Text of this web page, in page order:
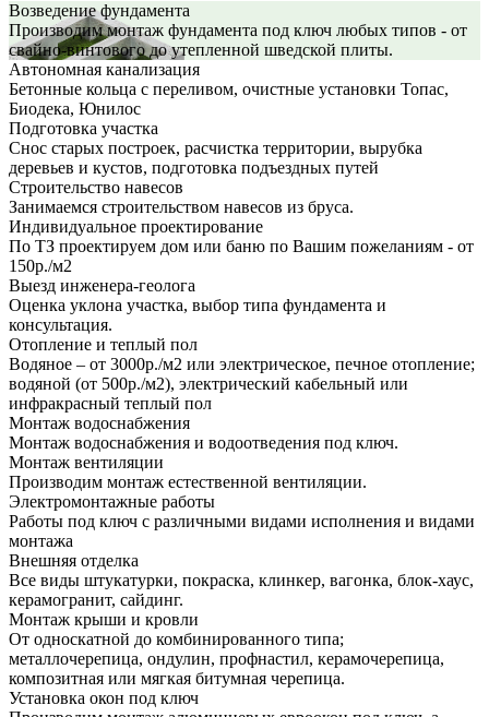
Возведение фундамента
Производим монтаж фундамента под ключ любых типов - от
свайно-винтового до утепленной шведской плиты.
Автономная канализация
Бетонные кольца с переливом, очистные установки Топас,
Биодека, Юнилос
Подготовка участка
Снос старых построек, расчистка территории, вырубка
деревьев и кустов, подготовка подъездных путей
Строительство навесов
Занимаемся строительством навесов из бруса.
Индивидуальное проектирование
По ТЗ проектируем дом или баню по Вашим пожеланиям - от
150р./м2
Выезд инженера-геолога
Оценка уклона участка, выбор типа фундамента и
консультация.
Отопление и теплый пол
Водяное – от 3000р./м2 или электрическое, печное отопление;
водяной (от 500р./м2), электрический кабельный или
инфракрасный теплый пол
Монтаж водоснабжения
Монтаж водоснабжения и водоотведения под ключ.
Монтаж вентиляции
Производим монтаж естественной вентиляции.
Электромонтажные работы
Работы под ключ с различными видами исполнения и видами
монтажа
Внешняя отделка
Все виды штукатурки, покраска, клинкер, вагонка, блок-хаус,
керамогранит, сайдинг.
Монтаж крыши и кровли
От односкатной до комбинированного типа;
металлочерепица, ондулин, профнастил, керамочерепица,
композитная или мягкая битумная черепица.
Установка окон под ключ